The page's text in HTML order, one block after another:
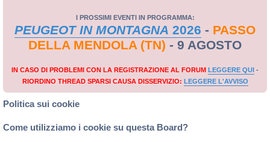
I PROSSIMI EVENTI IN PROGRAMMA:
PEUGEOT IN MONTAGNA 2026 - PASSO
DELLA MENDOLA (TN) - 9 AGOSTO
IN CASO DI PROBLEMI CON LA REGISTRAZIONE AL FORUM LEGGERE QUI -
RIORDINO THREAD SPARSI CAUSA DISSERVIZIO: LEGGERE L'AVVISO
Politica sui cookie
Come utilizziamo i cookie su questa Board?